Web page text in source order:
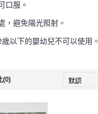
口服。
，避免陽光照射。
以下的嬰幼兒不可以使用。
(0)